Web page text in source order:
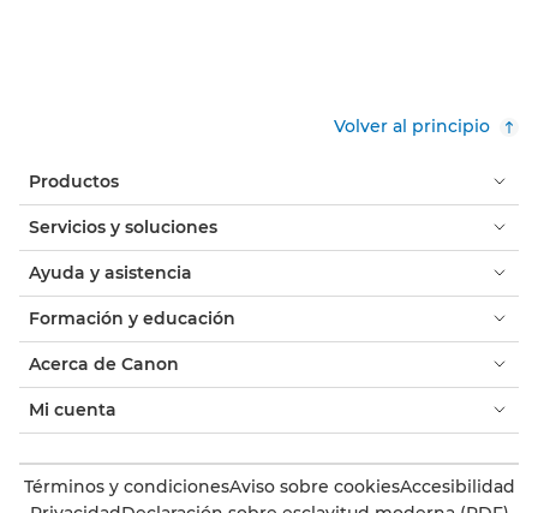
Volver al principio
Productos
Servicios y soluciones
Ayuda y asistencia
Formación y educación
Acerca de Canon
Mi cuenta
Términos y condicionesAviso sobre cookiesAccesibilidad